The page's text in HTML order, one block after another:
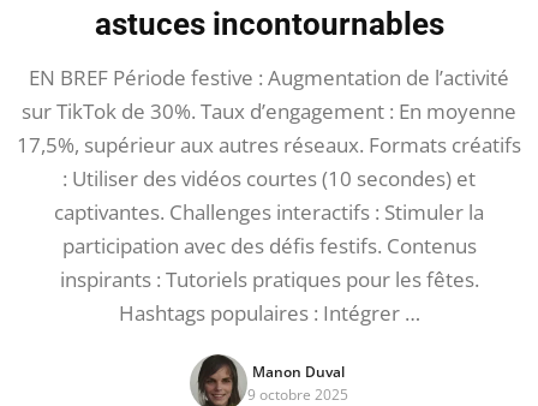
astuces incontournables
EN BREF Période festive : Augmentation de l’activité
sur TikTok de 30%. Taux d’engagement : En moyenne
17,5%, supérieur aux autres réseaux. Formats créatifs
: Utiliser des vidéos courtes (10 secondes) et
captivantes. Challenges interactifs : Stimuler la
participation avec des défis festifs. Contenus
inspirants : Tutoriels pratiques pour les fêtes.
Hashtags populaires : Intégrer …
Manon Duval
9 octobre 2025